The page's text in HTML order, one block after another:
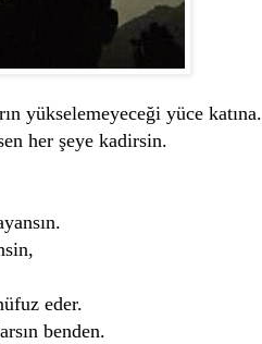
yükselemeyeceği yüce katına.
her şeye kadirsin.
eder.
benden.